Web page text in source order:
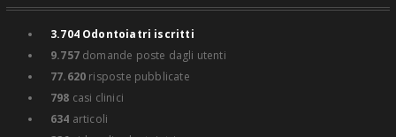
3.704Odontoiatri iscritti
9.757domande poste dagli utenti
77.620 risposte pubblicate
798 casi clinici
634 articoli